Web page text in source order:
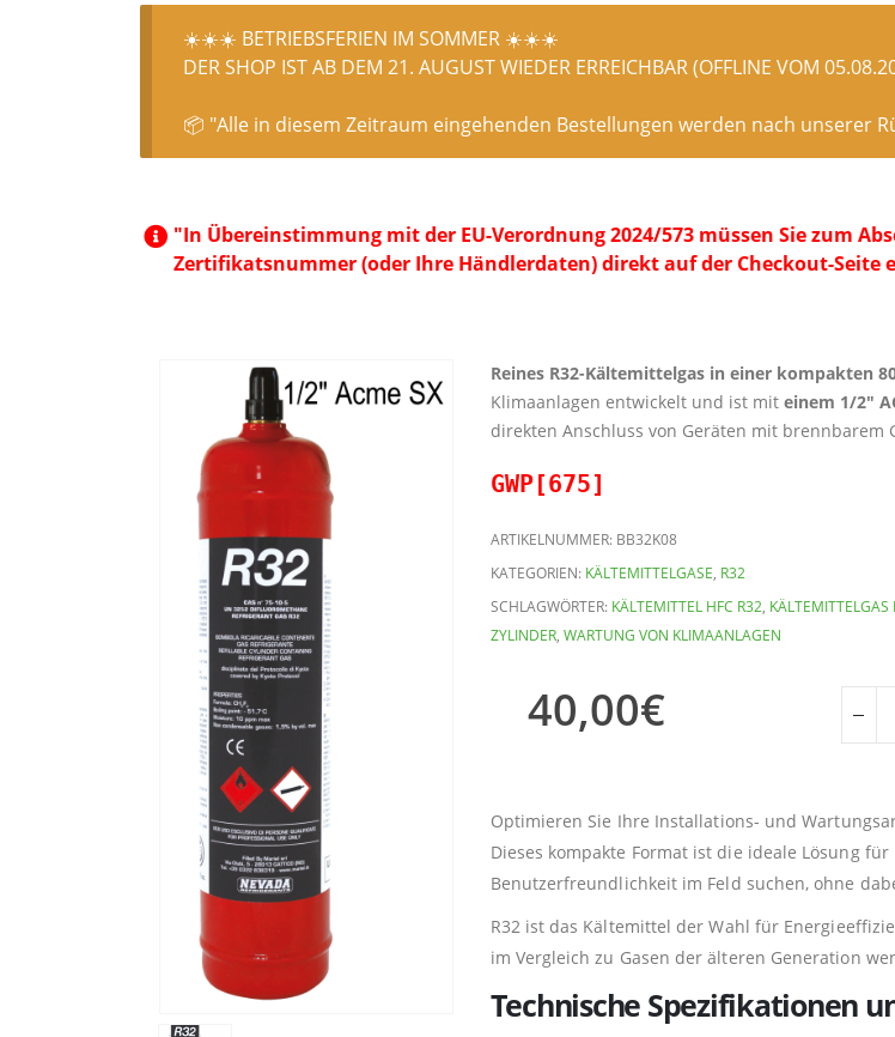
☀️☀️☀️ BETRIEBSFERIEN IM SOMMER ☀️☀️☀️
DER SHOP IST AB DEM 21. AUGUST WIEDER ERREICHBAR (OFFLINE VOM
📦 "Alle in diesem Zeitraum eingehenden Bestellungen werden nach unserer
"In Übereinstimmung mit der EU-Verordnung 2024/573 müssen Sie zum
Zertifikatsnummer (oder Ihre Händlerdaten) direkt auf der Checkout-Seite
Reines R32-Kältemittelgas in einer kompakten
Klimaanlagen entwickelt und ist mit einem 1/2″
direkten Anschluss von Geräten mit brennbarem
GWP[675]
ARTIKELNUMMER: BB32K08
KATEGORIEN: KÄLTEMITTELGASE, R32
SCHLAGWÖRTER: KÄLTEMITTEL HFC R32, KÄLTEMITTELGAS
ZYLINDER, WARTUNG VON KLIMAANLAGEN
40,00€
Optimieren Sie Ihre Installations- und
Dieses kompakte Format ist die ideale Lösung
Benutzerfreundlichkeit im Feld suchen, ohne
R32 ist das Kältemittel der Wahl für
im Vergleich zu Gasen der älteren Generation
Technische Spezifikationen